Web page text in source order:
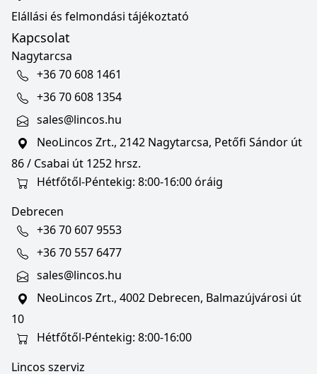
Elállási és felmondási tájékoztató
Kapcsolat
Nagytarcsa
+36 70 608 1461
+36 70 608 1354
sales@lincos.hu
NeoLincos Zrt., 2142 Nagytarcsa, Petőfi Sándor út
86 / Csabai út 1252 hrsz.
Hétfőtől-Péntekig: 8:00-16:00 óráig
Debrecen
+36 70 607 9553
+36 70 557 6477
sales@lincos.hu
NeoLincos Zrt., 4002 Debrecen, Balmazújvárosi út
10
Hétfőtől-Péntekig: 8:00-16:00
Lincos szerviz